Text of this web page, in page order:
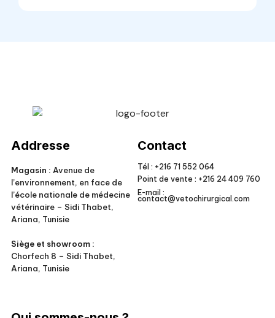
Addresse
Magasin : Avenue de
l’environnement, en face de
l’école nationale de médecine
vétérinaire – Sidi Thabet,
Ariana, Tunisie
Siège et showroom :
Chorfech 8 – Sidi Thabet,
Ariana, Tunisie
Contact
Tél : +216 71 552 064
Point de vente : +216 24 409 760
E-mail :
contact@vetochirurgical.com